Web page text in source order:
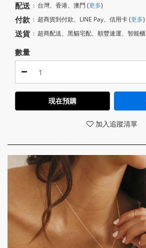
配送 : 台灣、香港、澳門 (更多)
付款 : 超商貨到付款、LINE Pay、信用卡(更多)
送貨 : 超商配送、黑貓宅配、順豐速運、智能櫃
數量
現在預購
加入追蹤清單